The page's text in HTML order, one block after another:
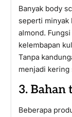
Banyak body
seperti minyak
almond.
kelembapan
Tanpa
menjadi
3. Bahan
Beberapa